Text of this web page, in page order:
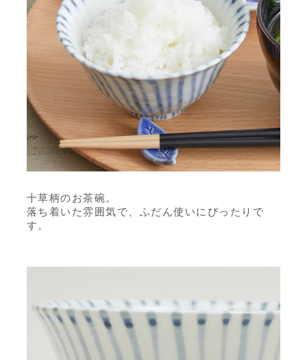
十草柄のお茶碗。
落ち着いた雰囲気で、ふだん使いにぴったりで
す。